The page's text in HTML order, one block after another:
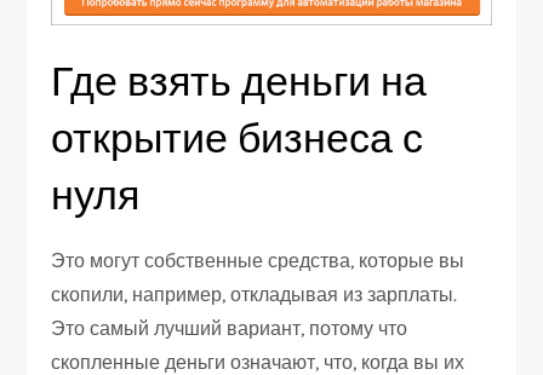
Где взять деньги на
открытие бизнеса с
нуля
Это могут собственные средства, которые вы
скопили, например, откладывая из зарплаты.
Это самый лучший вариант, потому что
скопленные деньги означают, что, когда вы их